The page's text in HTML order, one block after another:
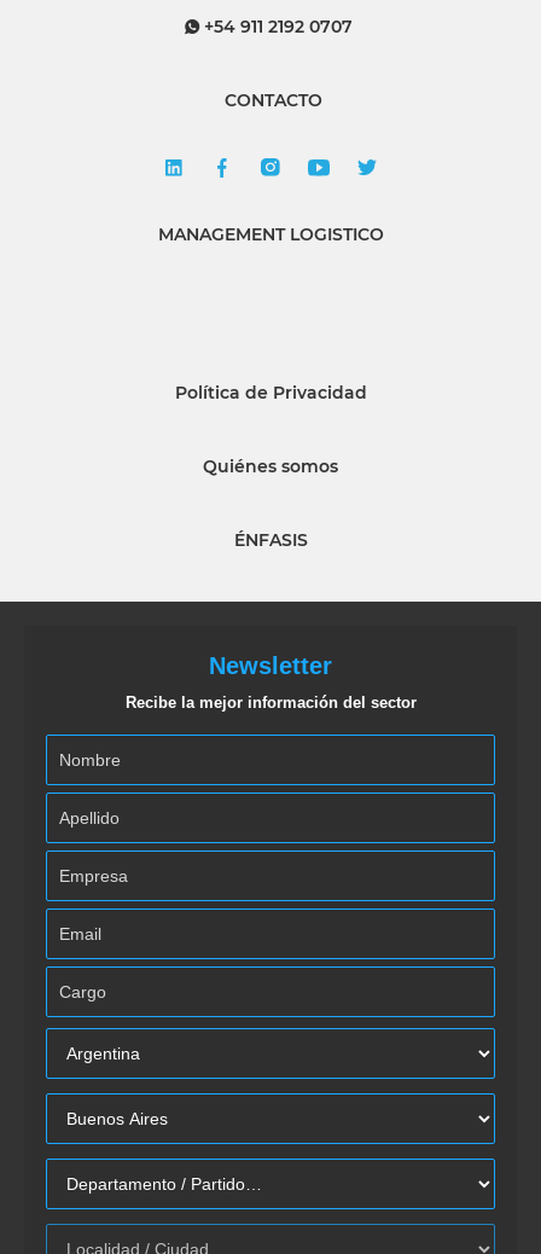
+54 911 2192 0707
CONTACTO
MANAGEMENT LOGISTICO
Política de Privacidad
Quiénes somos
ÉNFASIS
Newsletter
Recibe la mejor información del sector